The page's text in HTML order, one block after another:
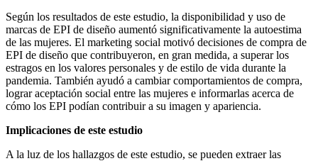
Según los resultados de este estudio, la disponibilidad y uso de
marcas de EPI de diseño aumentó significativamente la autoestima
de las mujeres. El marketing social motivó decisiones de compra de
EPI de diseño que contribuyeron, en gran medida, a superar los
estragos en los valores personales y de estilo de vida durante la
pandemia. También ayudó a cambiar comportamientos de compra,
lograr aceptación social entre las mujeres e informarlas acerca de
cómo los EPI podían contribuir a su imagen y apariencia.
Implicaciones de este estudio
A la luz de los hallazgos de este estudio, se pueden extraer las